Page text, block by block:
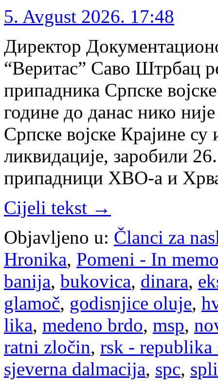
5. Avgust 2026. 17:48
Директор
“Веритас” Саво Штрбац
припадника Српске
године до данас нико
Српске војске Крајине су
ликвидације, заробили
припадници ХВО-а и
Cijeli tekst →
Objavljeno u: Članci za
Hronika, Pomeni - In
banija, bukovica, dinara,
glamoč, godisnjice oluje,
lika, medeno brdo, msp,
ratni zločin, rsk - republika
sjeverna dalmacija, spc,